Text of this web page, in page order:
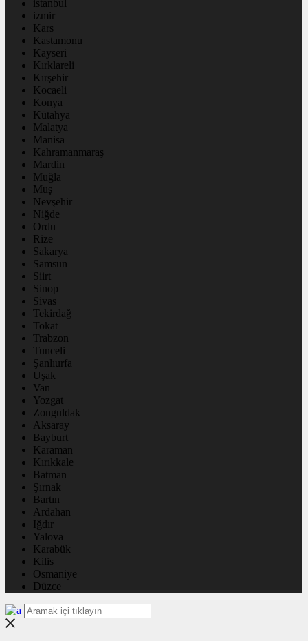
istanbul
izmir
Kars
Kastamonu
Kayseri
Kırklareli
Kırşehir
Kocaeli
Konya
Kütahya
Malatya
Manisa
Kahramanmaraş
Mardin
Muğla
Muş
Nevşehir
Niğde
Ordu
Rize
Sakarya
Samsun
Siirt
Sinop
Sivas
Tekirdağ
Tokat
Trabzon
Tunceli
Şanlıurfa
Uşak
Van
Yozgat
Zonguldak
Aksaray
Bayburt
Karaman
Kırıkkale
Batman
Şırnak
Bartın
Ardahan
Iğdır
Yalova
Karabük
Kilis
Osmaniye
Düzce